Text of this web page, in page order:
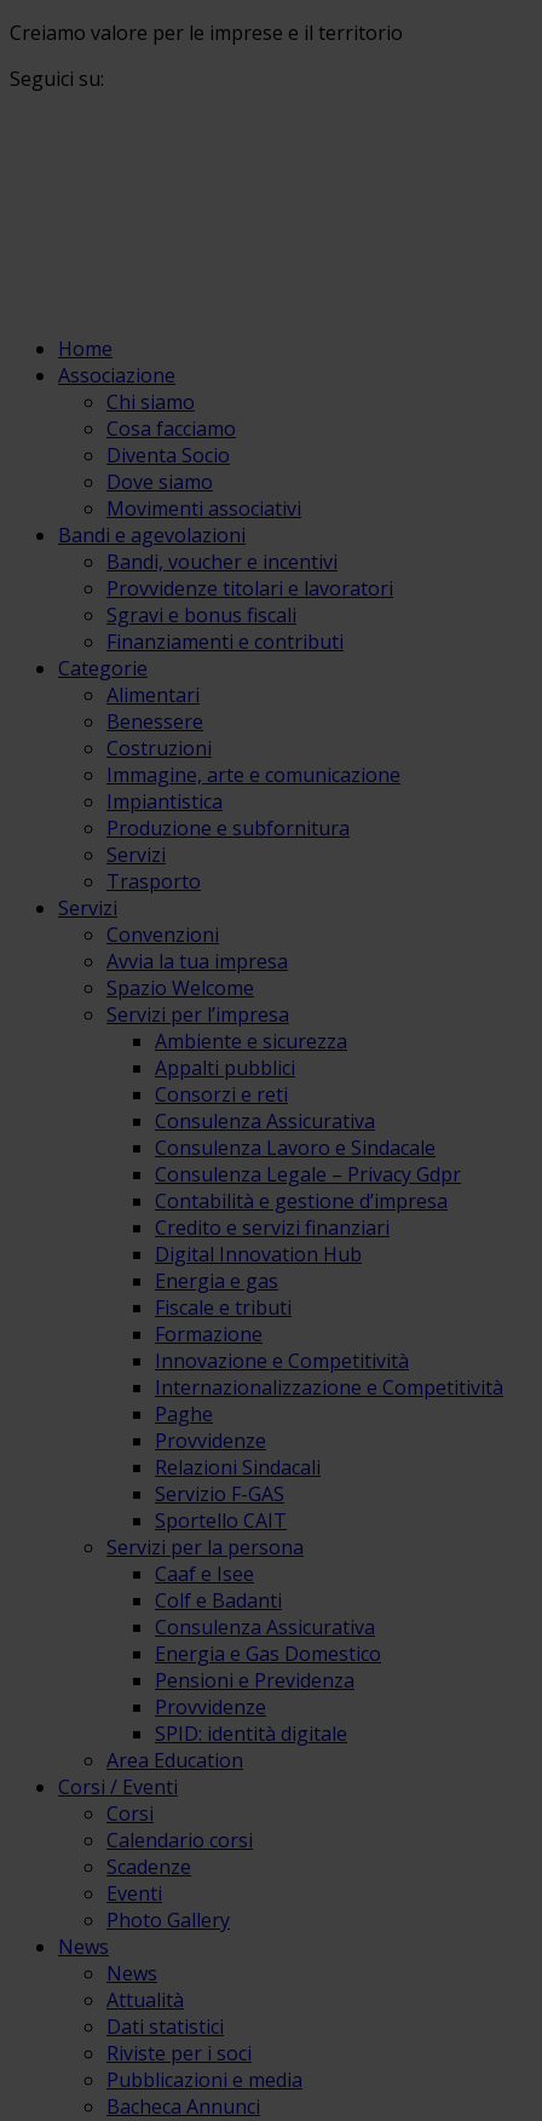
Creiamo valore per le imprese e il territorio
Seguici su:
Home
Associazione
Chi siamo
Cosa facciamo
Diventa Socio
Dove siamo
Movimenti associativi
Bandi e agevolazioni
Bandi, voucher e incentivi
Provvidenze titolari e lavoratori
Sgravi e bonus fiscali
Finanziamenti e contributi
Categorie
Alimentari
Benessere
Costruzioni
Immagine, arte e comunicazione
Impiantistica
Produzione e subfornitura
Servizi
Trasporto
Servizi
Convenzioni
Avvia la tua impresa
Spazio Welcome
Servizi per l’impresa
Ambiente e sicurezza
Appalti pubblici
Consorzi e reti
Consulenza Assicurativa
Consulenza Lavoro e Sindacale
Consulenza Legale – Privacy Gdpr
Contabilità e gestione d’impresa
Credito e servizi finanziari
Digital Innovation Hub
Energia e gas
Fiscale e tributi
Formazione
Innovazione e Competitività
Internazionalizzazione e Competitività
Paghe
Provvidenze
Relazioni Sindacali
Servizio F-GAS
Sportello CAIT
Servizi per la persona
Caaf e Isee
Colf e Badanti
Consulenza Assicurativa
Energia e Gas Domestico
Pensioni e Previdenza
Provvidenze
SPID: identità digitale
Area Education
Corsi / Eventi
Corsi
Calendario corsi
Scadenze
Eventi
Photo Gallery
News
News
Attualità
Dati statistici
Riviste per i soci
Pubblicazioni e media
Bacheca Annunci